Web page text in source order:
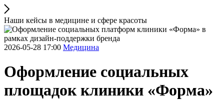
Наши кейсы в медицине и сфере красоты
2026-05-28 17:00 Медицина
Оформление социальных
площадок клиники «Форма»